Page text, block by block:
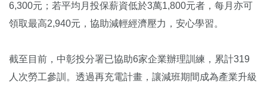
6,300元；若平均月投保薪資低於3萬1,800元者，每月亦可
領取最高2,940元，協助減輕經濟壓力，安心學習。
截至目前，中彰投分署已協助6家企業辦理訓練，累計319
人次勞工參訓。透過再充電計畫，讓減班期間成為產業升級